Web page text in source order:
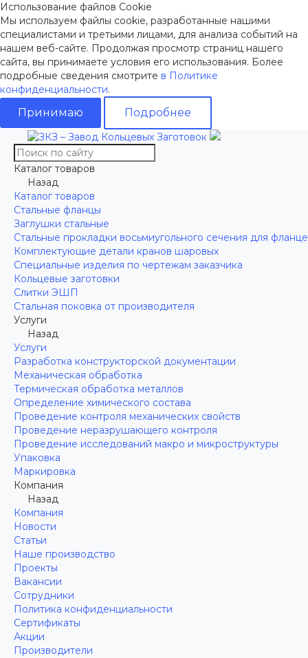
Использование файлов Cookie
Мы используем файлы cookie, разработанные нашими
специалистами и третьими лицами, для анализа событий на
нашем веб-сайте. Продолжая просмотр страниц нашего
сайта, вы принимаете условия его использования. Более
подробные сведения смотрите в Политике
конфиденциальности.
Принимаю Подробнее
Каталог товаров
Назад
Каталог товаров
Стальные фланцы
Заглушки стальные
Стальные прокладки восьмиугольного сечения для
Комплектующие детали кранов шаровых
Специальные изделия по чертежам заказчика
Кольцевые заготовки
Слитки ЭШП
Стальная поковка от производителя
Услуги
Назад
Услуги
Разработка конструкторской документации
Механическая обработка
Термическая обработка металлов
Определение химического состава
Проведение контроля механических свойств
Проведение неразрушающего контроля
Проведение исследований макро и микроструктуры
Упаковка
Маркировка
Компания
Назад
Компания
Новости
Статьи
Наше производство
Проекты
Вакансии
Сотрудники
Политика конфиденциальности
Сертификаты
Акции
Производители